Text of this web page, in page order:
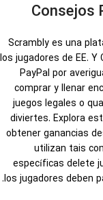
Consejos
Scrambly es una
los jugadores de EE.
PayPal por
comprar y llenar
juegos legales o
diviertes. Explora
obtener ganancias
utilizan tais
específicas delete
los jugadores deben